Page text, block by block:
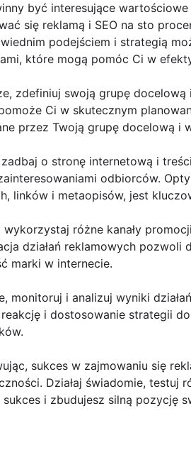
być interesujące wartościowe
się reklamą i SEO na sto
podejściem i strategią
które mogą pomóc Ci w
zdefiniuj swoją grupę
Ci w skutecznym
przez Twoją grupę docelową i
o stronę internetową i
odbiorców.
linków i metaopisów, jest
wykorzystaj różne kanały
działań reklamowych
marki w internecie.
monitoruj i analizuj wyniki
i dostosowanie strategii
sukces w zajmowaniu się
Działaj świadomie, testuj
sukces i zbudujesz silną pozycję